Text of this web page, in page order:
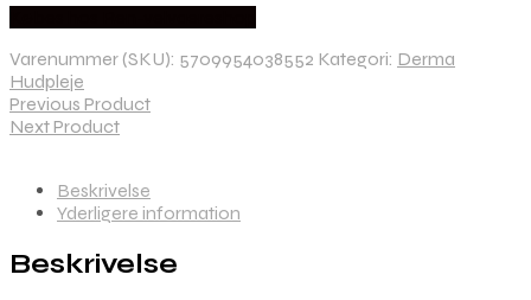
Varenummer (SKU): 5709954038552 Kategori: Derma
Hudpleje
Previous Product
Next Product
Beskrivelse
Yderligere information
Beskrivelse